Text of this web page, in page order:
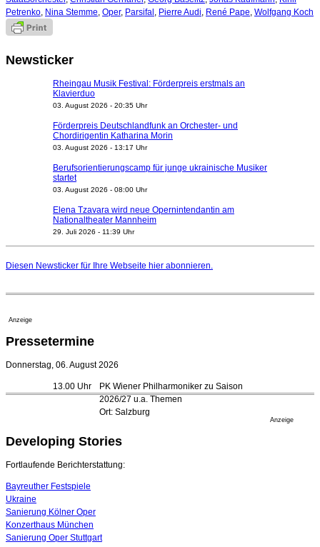
Petrenko, Nina Stemme, Oper, Parsifal , Pierre Audi, René Pape, Wolfgang Koch
Newsticker
Rheingau Musik Festival: Förderpreis erstmals an
Klavierduo
03. August 2026 - 20:35 Uhr
Förderpreis Deutschlandfunk an Orchester- und
Chordirigentin Katharina Morin
03. August 2026 - 13:17 Uhr
Berufsorientierungscamp für junge ukrainische Musiker
startet
03. August 2026 - 08:00 Uhr
Elena Tzavara wird neue Opernintendantin am
Nationaltheater Mannheim
29. Juli 2026 - 11:39 Uhr
geht 2027
Kammerorchester Heilbronn: Chefdirigent Risto Joost
Opernhäuser gedenken vertriebener jüdischer
Ensemblemitglieder
Festspiele
17. Juli 2026 - 18:03 Uhr
16. Juli 2026 - 22:49 Uhr
Quatuor Ebène wird mit Bremer Musikfest-Preis
04. August 2026 - 13:30 Uhr
Diesen Newsticker für Ihre Webseite hier abonnieren.
Anzeige
Pressetermine
Donnerstag, 06. August 2026
13.00 Uhr
PK Wiener Philharmoniker zu Saison
2026/27 u.a. Themen
Ort: Salzburg
Anzeige
Developing Stories
Fortlaufende Berichterstattung:
Bayreuther Festspiele
Ukraine
Sanierung Kölner Oper
Konzerthaus München
Sanierung Oper Stuttgart